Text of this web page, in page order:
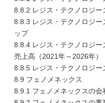
8.8.2 レジス・テクノロジー
8.8.3 レジス・テクノロジ
ップ
8.8.4 レジス・テクノロジ
売上高（2021年～2026年）
8.8.5 レジス・テクノロジ
8.9 フェノメネックス
8.9.1 フェノメネックスの会